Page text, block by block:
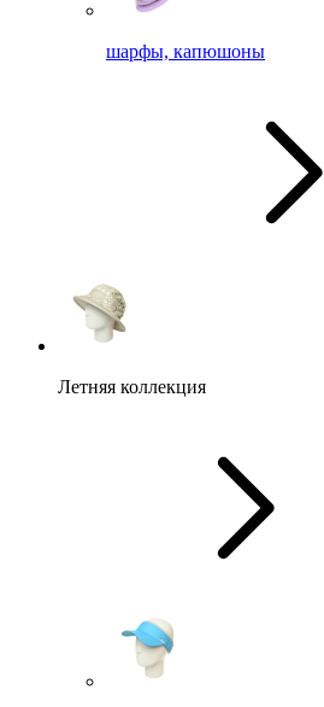
шарфы, капюшоны
Летняя коллекция